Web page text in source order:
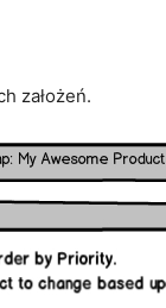
założeń.